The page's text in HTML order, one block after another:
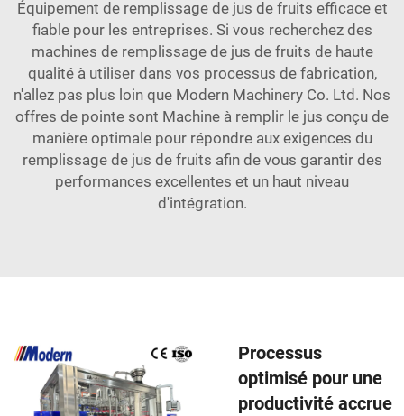
Équipement de remplissage de jus de fruits efficace et
fiable pour les entreprises. Si vous recherchez des
machines de remplissage de jus de fruits de haute
qualité à utiliser dans vos processus de fabrication,
n'allez pas plus loin que Modern Machinery Co. Ltd. Nos
offres de pointe sont Machine à remplir le jus conçu de
manière optimale pour répondre aux exigences du
remplissage de jus de fruits afin de vous garantir des
performances excellentes et un haut niveau
d'intégration.
Processus
optimisé pour une
productivité accrue